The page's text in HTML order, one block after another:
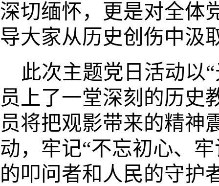
深切缅怀，更是对全体
导大家从历史创伤中汲
此次主题党日活动以
员上了一堂深刻的历史
员将把观影带来的精神
动，牢记“不忘初心、
的叩问者和人民的守护